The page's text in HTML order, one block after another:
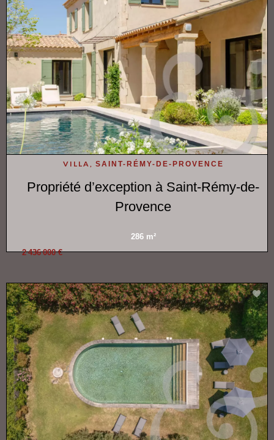
VILLA, SAINT-RÉMY-DE-PROVENCE
Propriété d’exception à Saint-Rémy-de-
Provence
286 m²
2 436 000 €